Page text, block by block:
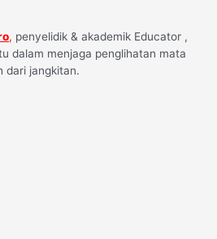
, penyelidik & akademik Educator ,
dalam menjaga penglihatan mata
dari jangkitan.